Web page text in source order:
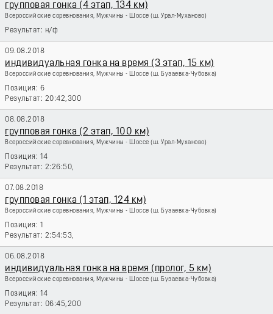
групповая гонка (4 этап, 134 км)
Всероссийские соревнования, Мужчины - Шоссе (ш. Урал-Муханово)
н/ф
09.08.2018
индивидуальная гонка на время (3 этап, 15 км)
Всероссийские соревнования, Мужчины - Шоссе (ш. Бузаевка-Чубовка)
6
20:42,300
08.08.2018
групповая гонка (2 этап, 100 км)
Всероссийские соревнования, Мужчины - Шоссе (ш. Урал-Муханово)
14
2:26:50,
07.08.2018
групповая гонка (1 этап, 124 км)
Всероссийские соревнования, Мужчины - Шоссе (ш. Бузаевка-Чубовка)
1
2:54:53,
06.08.2018
индивидуальная гонка на время (пролог, 5 км)
Всероссийские соревнования, Мужчины - Шоссе (ш. Бузаевка-Чубовка)
14
06:45,200